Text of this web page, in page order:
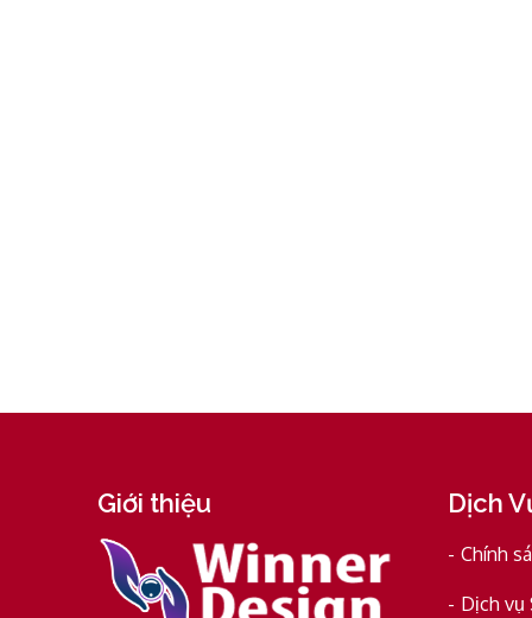
Giới thiệu Dịch
Chính
Dịch vụ